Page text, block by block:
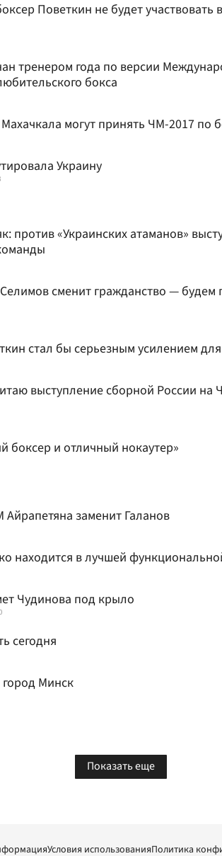
Поветкин не будет
тренером года по версии
бокса
могут принять ЧМ-2017 по
Украину
против «Украинских атаманов»
сменит гражданство — будем
стал бы серьезным усилением
выступление сборной России на
боксер и отличный нокаутер»
Айрапетяна заменит Галанов
находится в лучшей
Чудинова под крыло
сегодня
Минск
Показать еще
Условия использованияПолитика